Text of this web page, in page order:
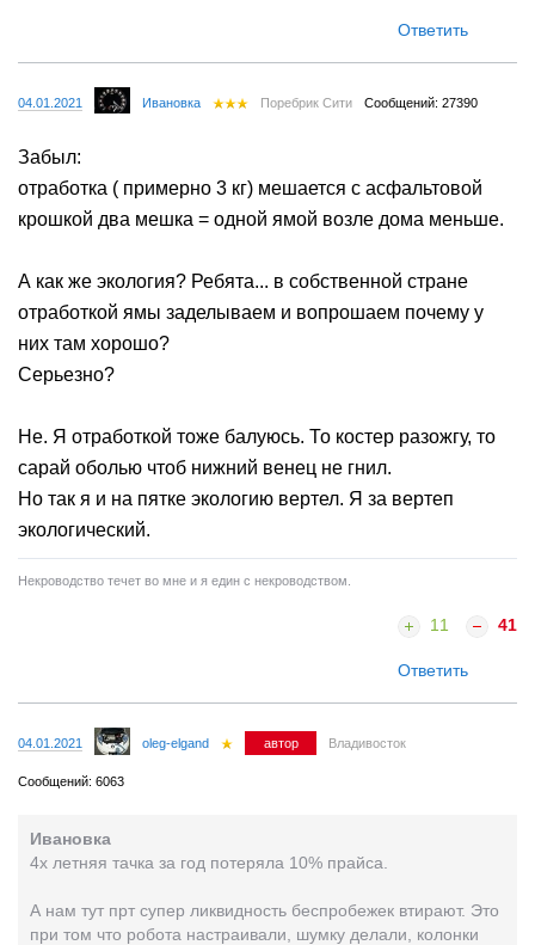
Ответить
04.01.2021 Ивановка Поребрик Сити Сообщений: 27390
Забыл:
отработка ( примерно 3 кг) мешается с асфальтовой
крошкой два мешка = одной ямой возле дома меньше.
А как же экология? Ребята... в собственной стране
отработкой ямы заделываем и вопрошаем почему у
них там хорошо?
Серьезно?
Не. Я отработкой тоже балуюсь. То костер разожгу, то
сарай оболью чтоб нижний венец не гнил.
Но так я и на пятке экологию вертел. Я за вертеп
экологический.
Некроводство течет во мне и я един с некроводством.
11 41
Ответить
04.01.2021 oleg-elgand автор Владивосток
Сообщений: 6063
Ивановка
4х летняя тачка за год потеряла 10% прайса.
А нам тут прт супер ликвидность беспробежек втирают. Это
при том что робота настраивали, шумку делали, колонки